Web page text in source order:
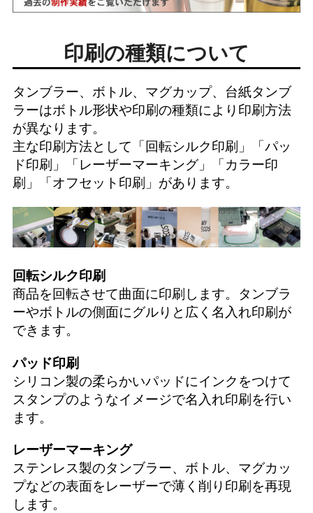
印刷の種類について
タンブラー、ボトル、マグカップ、台紙タンブ
ラーはボトル形状や印刷の種類により印刷方法
が異なります。
主な印刷方法として「 回転シルク印刷 」「 パッ
ド印刷 」「 レーザーマーキング」「 カラー印
刷 」「 オフセット印刷 」があります。
回転シルク印刷
商品を回転させて曲面に印刷します。タンブラ
ーやボトルの側面にグルりと広く名入れ印刷が
できます。
パッド印刷
シリコン製の柔らかいパッドにインクをつけて
スタンプのようなイメージで名入れ印刷を行い
ます。
レーザーマーキング
ステンレス製のタンブラー、ボトル、マグカッ
プなどの表面をレーザーで薄く削り印刷を再現
します。